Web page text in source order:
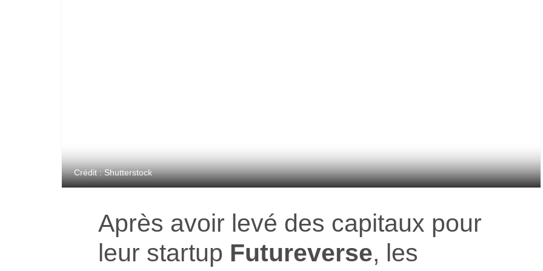
Crédit : Shutterstock
Après avoir levé des capitaux pour
leur startup Futureverse, les